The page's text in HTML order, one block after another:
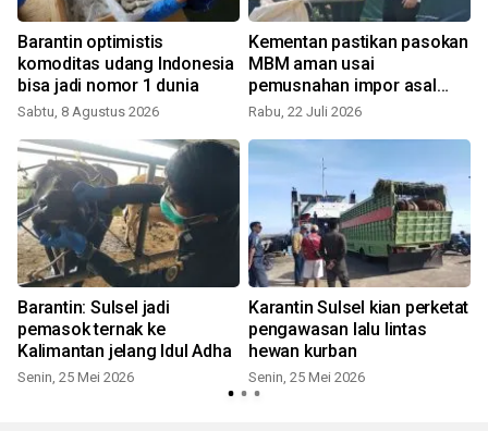
Barantin optimistis
komoditas udang Indonesia
bisa jadi nomor 1 dunia
Sabtu, 8 Agustus 2026
Kementan pastikan pasokan
MBM aman usai
pemusnahan impor asal
Brasil
Rabu, 22 Juli 2026
Barantin: Sulsel jadi
pemasok ternak ke
Kalimantan jelang Idul Adha
Senin, 25 Mei 2026
Karantin Sulsel kian perketat
pengawasan lalu lintas
hewan kurban
Senin, 25 Mei 2026